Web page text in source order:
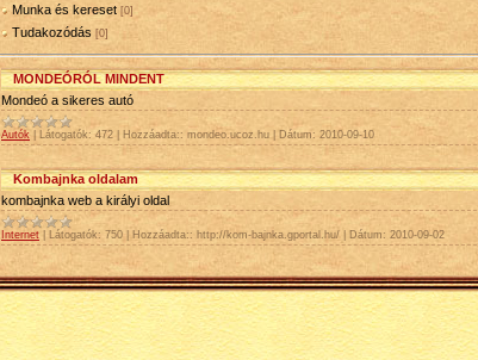
Munka és kereset [0]
Tudakozódás [0]
MONDEÓRÓL MINDENT
Mondeó a sikeres autó
Autók Látogatók: 472 Hozzáadta:: mondeo.ucoz.hu Dátum: 2010-09-10
Kombajnka oldalam
kombajnka web a királyi oldal
Internet Látogatók: 750 Hozzáadta:: http://kom-bajnka.gportal.hu/ Dátum: 2010-09-02